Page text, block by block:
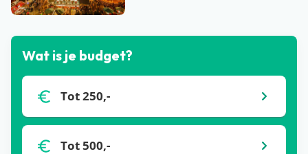
Wat is je budget?
Tot 250,-
Tot 500,-